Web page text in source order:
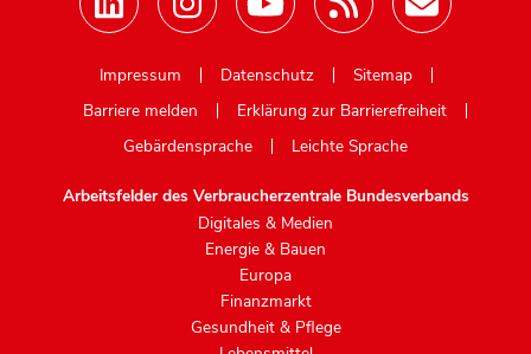
Impressum
Datenschutz
Sitemap
Barriere melden
Erklärung zur Barrierefreiheit
Gebärdensprache
Leichte Sprache
Arbeitsfelder des Verbraucherzentrale Bundesverbands
Digitales & Medien
Energie & Bauen
Europa
Finanzmarkt
Gesundheit & Pflege